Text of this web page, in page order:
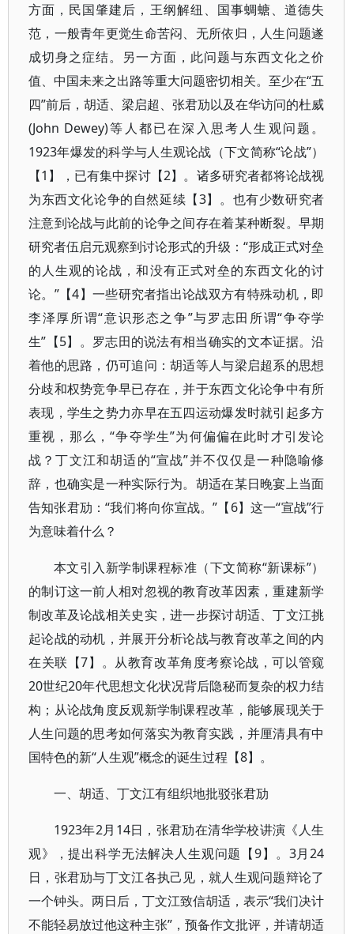
方面，民国肇建后，王纲解纽、国事蜩螗、道德失
范，一般青年更觉生命苦闷、无所依归，人生问题遂
成切身之症结。另一方面，此问题与东西文化之价
值、中国未来之出路等重大问题密切相关。至少在“五
四”前后，胡适、梁启超、张君劢以及在华访问的杜威
(John Dewey)等人都已在深入思考人生观问题。
1923年爆发的科学与人生观论战（下文简称“论战”）
【1】，已有集中探讨【2】。诸多研究者都将论战视
为东西文化论争的自然延续【3】。也有少数研究者
注意到论战与此前的论争之间存在着某种断裂。早期
研究者伍启元观察到讨论形式的升级：“形成正式对垒
的人生观的论战，和没有正式对垒的东西文化的讨
论。”【4】一些研究者指出论战双方有特殊动机，即
李泽厚所谓“意识形态之争”与罗志田所谓“争夺学
生”【5】。罗志田的说法有相当确实的文本证据。沿
着他的思路，仍可追问：胡适等人与梁启超系的思想
分歧和权势竞争早已存在，并于东西文化论争中有所
表现，学生之势力亦早在五四运动爆发时就引起多方
重视，那么，“争夺学生”为何偏偏在此时才引发论
战？丁文江和胡适的“宣战”并不仅仅是一种隐喻修
辞，也确实是一种实际行为。胡适在某日晚宴上当面
告知张君劢：“我们将向你宣战。”【6】这一“宣战”行
为意味着什么？
本文引入新学制课程标准（下文简称“新课标”）
的制订这一前人相对忽视的教育改革因素，重建新学
制改革及论战相关史实，进一步探讨胡适、丁文江挑
起论战的动机，并展开分析论战与教育改革之间的内
在关联【7】。从教育改革角度考察论战，可以管窥
20世纪20年代思想文化状况背后隐秘而复杂的权力结
构；从论战角度反观新学制课程改革，能够展现关于
人生问题的思考如何落实为教育实践，并厘清具有中
国特色的新“人生观”概念的诞生过程【8】。
一、胡适、丁文江有组织地批驳张君劢
1923年2月14日，张君劢在清华学校讲演《人生
观》，提出科学无法解决人生观问题【9】。3月24
日，张君劢与丁文江各执己见，就人生观问题辩论了
一个钟头。两日后，丁文江致信胡适，表示“我们决计
不能轻易放过他这种主张”，预备作文批评，并请胡适